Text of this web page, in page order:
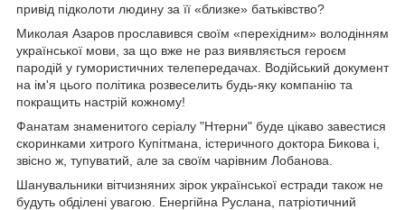
привід підколоти людину за її «близке» батьківство?
Миколая Азаров прославився своїм «перехідним» володінням
української мови, за що вже не раз виявляється героєм
пародій у гумористичних телепередачах. Водійський документ
на ім'я цього політика розвеселить будь-яку компанію та
покращить настрій кожному!
Фанатам знаменитого серіалу "Нтерни" буде цікаво завестися
скоринками хитрого Купітмана, істеричного доктора Бикова і,
звісно ж, тупуватий, але за своїм чарівним Лобанова.
Шанувальники вітчизняних зірок української естради також не
будуть обділені увагою. Енергійна Руслана, патріотичний